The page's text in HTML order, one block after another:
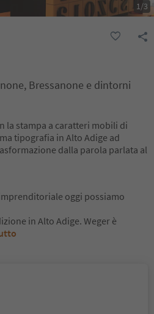
1/3
Bressanone e dintorni
la stampa a caratteri mobili di
tipografia in Alto Adige ad
dalla parola parlata al
oggi possiamo
in Alto Adige. Weger è